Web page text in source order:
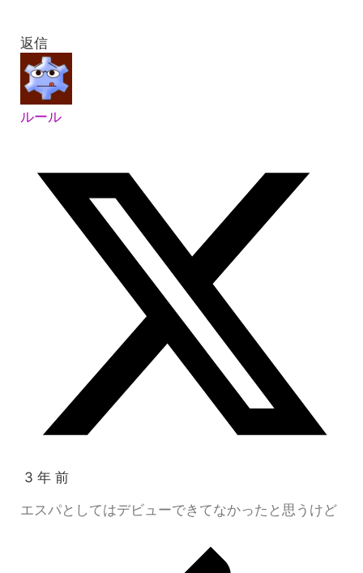
返信
ルール
3 年 前
エスパとしてはデビューできてなかったと思うけど